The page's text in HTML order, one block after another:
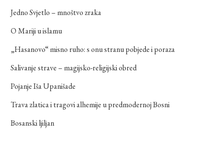
Jedno Svjetlo – mnoštvo zraka
O Mariji u islamu
„Hasanovo“ misno ruho: s onu stranu pobjede i poraza
Salivanje strave – magijsko-religijski obred
Pojanje Iša Upanišade
Trava zlatica i tragovi alhemije u predmodernoj Bosni
Bosanski ljiljan